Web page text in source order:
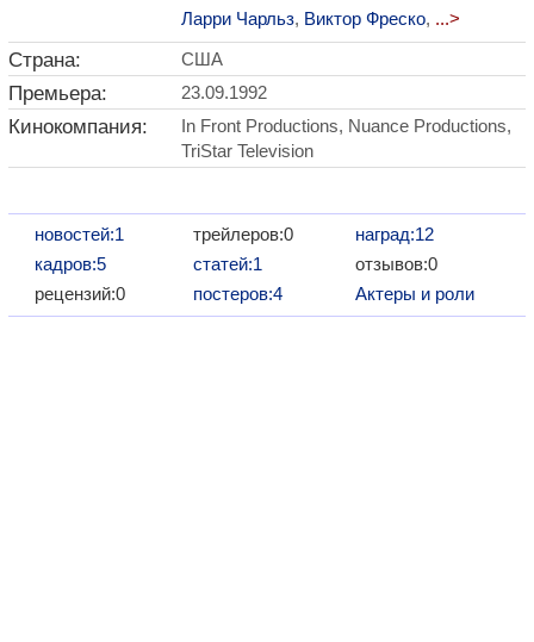
Ларри Чарльз, Виктор Фреско, ...>
Страна: США
Премьера: 23.09.1992
Кинокомпания:
In Front Productions, Nuance Productions,
TriStar Television
новостей:1
кадров:5
рецензий:0
трейлеров:0
статей:1
постеров:4
наград:12
отзывов:0
Актеры и роли